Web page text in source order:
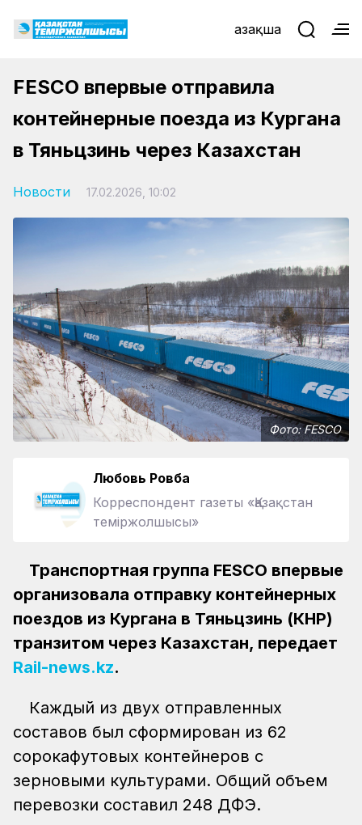
Қазақша
FESCO впервые отправила
контейнерные поезда из Кургана
в Тяньцзинь через Казахстан
Новости 17.02.2026, 10:02
Фото: FESCO
Любовь Ровба
Корреспондент газеты «Қазақстан
теміржолшысы»
Транспортная группа FESCO впервые
организовала отправку контейнерных
поездов из Кургана в Тяньцзинь (КНР)
транзитом через Казахстан, передает
Rail-news.kz.
Каждый из двух отправленных
составов был сформирован из 62
сорокафутовых контейнеров с
зерновыми культурами. Общий объем
перевозки составил 248 ДФЭ.